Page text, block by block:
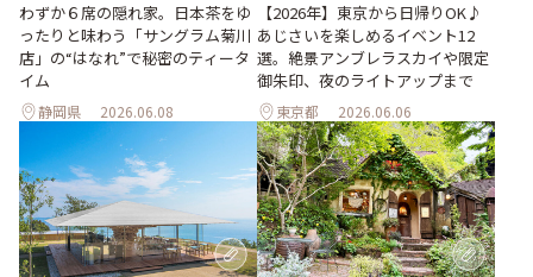
わずか６席の隠れ家。日本茶をゆ
ったりと味わう「サングラム菊川
店」の“はなれ”で秘密のティータ
イム
静岡県 2026.06.08
【2026年】東京から日帰りOK♪
あじさいを楽しめるイベント12
選。絶景アンブレラスカイや限定
御朱印、夜のライトアップまで
東京都 2026.06.06